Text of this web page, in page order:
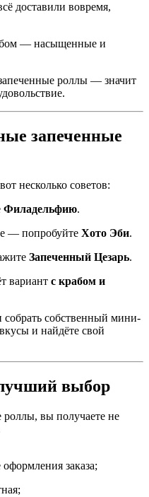
доставили вовремя,
— насыщенные и
роллы — значит
запеченные
несколько советов:
Филадельфию.
— попробуйте Хото Эби.
Запеченный Цезарь.
вариант с крабом и
собственный мини-
и найдёте свой
выбор
роллы, вы получаете не
заказа;